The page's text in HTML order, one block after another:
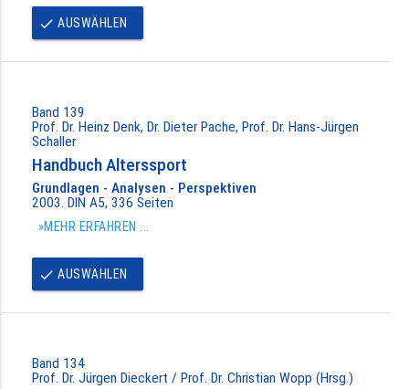
done AUSWÄHLEN
Band 139
Prof. Dr. Heinz Denk, Dr. Dieter Pache, Prof. Dr. Hans-Jürgen
Schaller
Handbuch Alterssport
Grundlagen - Analysen - Perspektiven
2003. DIN A5, 336 Seiten
»MEHR ERFAHREN ...
done AUSWÄHLEN
Band 134
Prof. Dr. Jürgen Dieckert / Prof. Dr. Christian Wopp (Hrsg.)